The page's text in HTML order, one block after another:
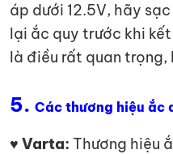
áp dưới 12.5V, hãy
lại ắc quy trước khi
là điều rất quan trọng,
5. Các thương hiệu ắc
♥ Varta: Thương hiệu